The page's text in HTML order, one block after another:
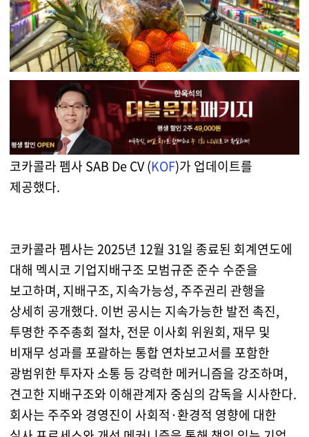
코카콜라 펨사 SAB De CV (KOF)가 업데이트를
제공했다.
코카콜라 펨사는 2025년 12월 31일 종료된 회계연도에
대해 멕시코 기업지배구조 모범규준 준수 수준을
보고하며, 지배구조, 지속가능성, 주주권리 관행을
상세히 공개했다. 이번 공시는 지속가능한 발전 촉진,
투명한 주주총회 절차, 전문 이사회 위원회, 재무 및
비재무 성과를 포괄하는 통합 연차보고서를 포함한
광범위한 투자자 소통 등 강력한 메커니즘을 강조하며,
견고한 지배구조와 이해관계자 중심의 감독을 시사한다.
회사는 주주와 경영진이 사회적·환경적 영향에 대한